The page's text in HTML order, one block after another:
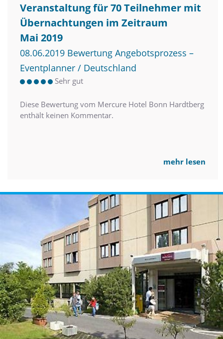
Veranstaltung für 70 Teilnehmer mit
Übernachtungen im Zeitraum
Mai 2019
08.06.2019 Bewertung Angebotsprozess –
Eventplanner / Deutschland
Sehr gut
Diese Bewertung vom Mercure Hotel Bonn Hardtberg
enthält keinen Kommentar.
mehr lesen